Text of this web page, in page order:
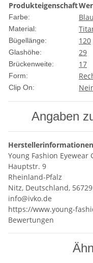
Produkteigenschaft
Farbe: Blau
Material:
Bügellänge: 120
Glashöhe: 29
Brückenweite: 17
Form:
Clip On:
Angaben
Young Fashion Eyewear
Hauptstr. 9
Rheinland-Pfalz
Nitz, Deutschland, 56729
info@ivko.de
https://www.young-
Bewertungen